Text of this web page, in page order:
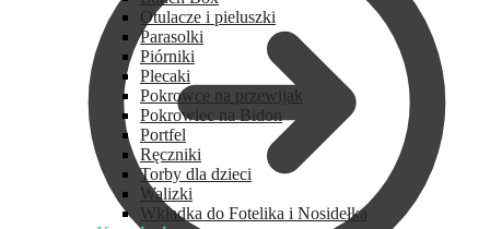
Otulacze i pieluszki
Parasolki
Piórniki
Plecaki
Pokrowce na przewijak
Pokrowiec na Bidon
Portfel
Ręczniki
Torby dla dzieci
Walizki
Wkładka do Fotelika i Nosidełka